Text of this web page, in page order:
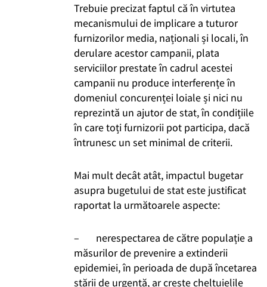
Trebuie precizat faptul că în virtutea
mecanismului de implicare a tuturor
furnizorilor media, naționali și locali, în
derulare acestor campanii, plata
serviciilor prestate în cadrul acestei
campanii nu produce interferențe în
domeniul concurenței loiale și nici nu
reprezintă un ajutor de stat, în condițiile
în care toți furnizorii pot participa, dacă
întrunesc un set minimal de criterii.
Mai mult decât atât, impactul bugetar
asupra bugetului de stat este justificat
raportat la următoarele aspecte:
– nerespectarea de către populație a
măsurilor de prevenire a extinderii
epidemiei, în perioada de după încetarea
stării de urgență, ar crește cheltuielile